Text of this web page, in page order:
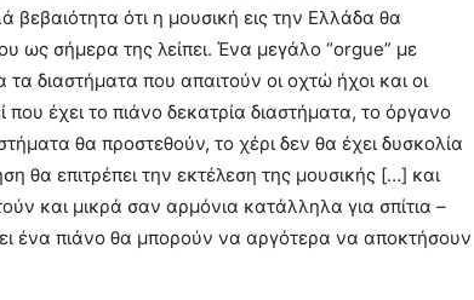
βεβαιότητα ότι η μουσική εις την Ελλάδα θα
ως σήμερα της λείπει. Ένα μεγάλο “orgue” με
διαστήματα που απαιτούν οι οχτώ ήχοι και οι
έχει το πιάνο δεκατρία διαστήματα, το όργανο
θα προστεθούν, το χέρι δεν θα έχει δυσκολία
θα επιτρέπει την εκτέλεση της μουσικής […] και
και μικρά σαν αρμόνια κατάλληλα για σπίτια –
ένα πιάνο θα μπορούν να αργότερα να αποκτήσουν